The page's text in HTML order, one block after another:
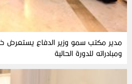
مدير مكتب سمو وزير الدفاع
ومبادراته للدورة الحالية